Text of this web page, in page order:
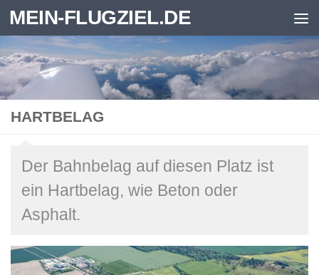
Zum Inhalt springen
MEIN-FLUGZIEL.DE
HARTBELAG
Der Bahnbelag auf diesen Platz ist
ein Hartbelag, wie Beton oder
Asphalt.